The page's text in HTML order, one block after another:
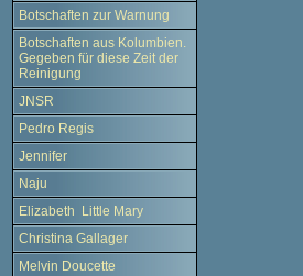
Botschaften zur Warnung
Botschaften aus Kolumbien.
Gegeben für diese Zeit der
Reinigung
JNSR
Pedro Regis
Jennifer
Naju
Elizabeth Little Mary
Christina Gallager
Melvin Doucette